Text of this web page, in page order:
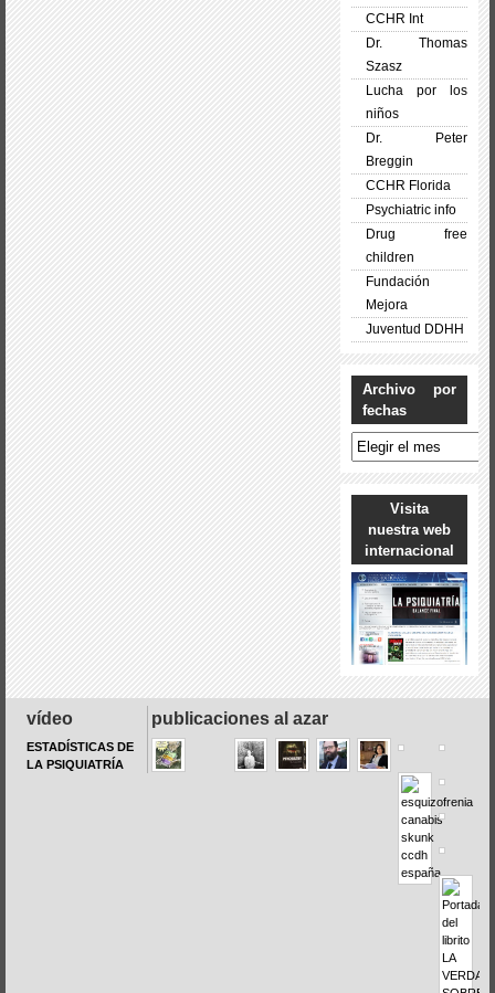
CCHR Int
Dr. Thomas
Szasz
Lucha por los
niños
Dr. Peter
Breggin
CCHR Florida
Psychiatric info
Drug free
children
Fundación
Mejora
Juventud DDHH
Archivo por
fechas
Archivo
por
Visita
nuestra web
internacional
publicaciones al azar
vídeo
ESTADÍSTICAS DE
LA PSIQUIATRÍA